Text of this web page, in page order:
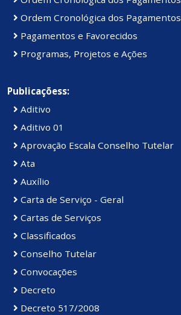
Ordem Cronológica dos Pagamentos
Pagamentos e Favorecidos
Programas, Projetos e Ações
Publicaçõess:
Aditivo
Aditivo 01
Aprovação Escala Conselho Tutelar
Ata
Auxílio
Carta de Serviço - Geral
Cartas de Serviços
Classificados
Conselho Tutelar
Convocações
Decreto
Decreto 517/2008